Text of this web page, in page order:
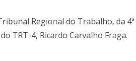
Regional do Trabalho, da
TRT-4, Ricardo Carvalho Fraga.